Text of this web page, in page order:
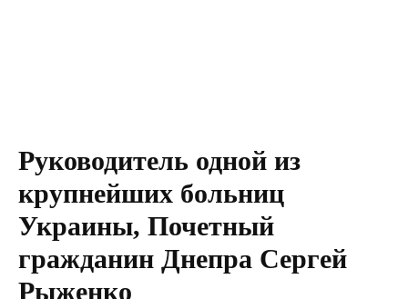
Руководитель одной из
крупнейших больниц
Украины, Почетный
гражданин Днепра Сергей
Рыженко